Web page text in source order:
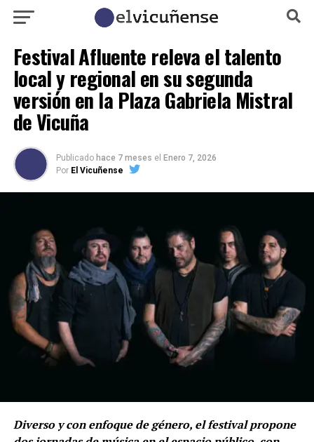
Festival Afluente releva el talento
local y regional en su segunda
versión en la Plaza Gabriela Mistral
de Vicuña
Publicado hace 7 meses el Enero 7, 2026
Por El Vicuñense
Diverso y con enfoque de género, el festival propone